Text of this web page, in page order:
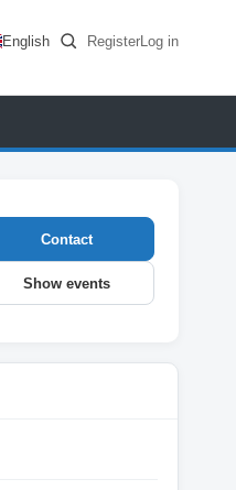
English RegisterLog in
Contact
Show events